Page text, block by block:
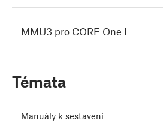
MMU3 pro CORE One L
Témata
Manuály k sestavení